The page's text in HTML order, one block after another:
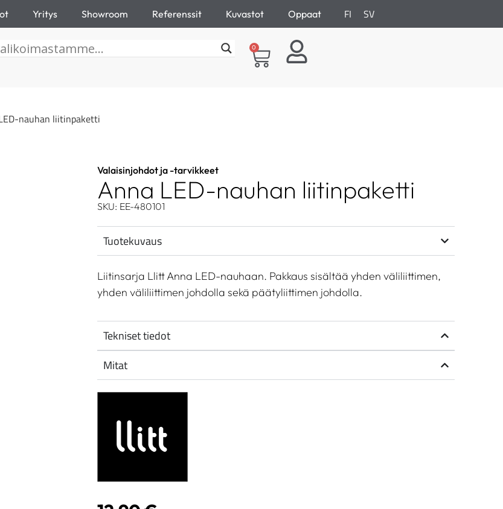
Yritys Showroom Referenssit Kuvastot Oppaat FI SV
0
nauhan liitinpaketti
Valaisinjohdot ja -tarvikkeet
Anna LED-nauhan liitinpaketti
SKU: EE-480101
Tuotekuvaus
Liitinsarja Llitt Anna LED-nauhaan. Pakkaus sisältää yhden väliliittimen,
yhden väliliittimen johdolla sekä päätyliittimen johdolla.
Tekniset tiedot
Mitat